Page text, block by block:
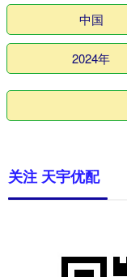
中国
2024年
关注 天宇优配